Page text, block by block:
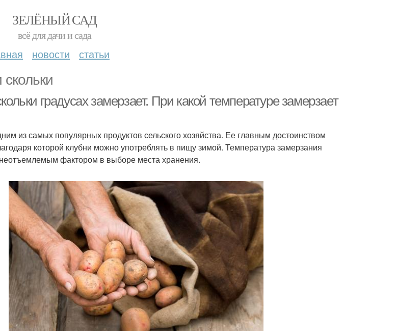
ЗЕЛЁНЫЙ САД
всё для дачи и сада
новости статьи
градусах замерзает. При какой температуре замерзает
из самых популярных продуктов сельского хозяйства. Ее главным достоинством
которой клубни можно употреблять в пищу зимой. Температура замерзания
фактором в выборе места хранения.